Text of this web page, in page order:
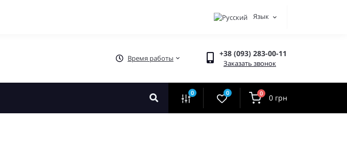
Язык
Время работы +38 (093) 283-00-11
Заказать звонок
0 0 0 0 грн